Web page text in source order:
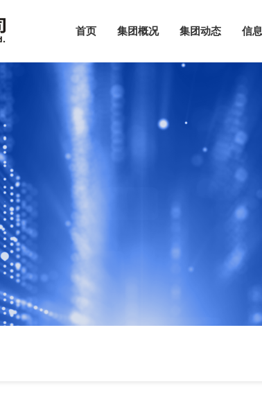
首页 集团概况 集团动态 信